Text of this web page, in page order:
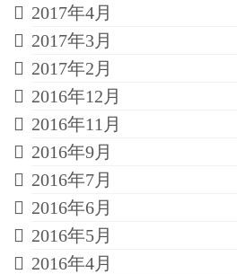
2017年4月
2017年3月
2017年2月
2016年12月
2016年11月
2016年9月
2016年7月
2016年6月
2016年5月
2016年4月